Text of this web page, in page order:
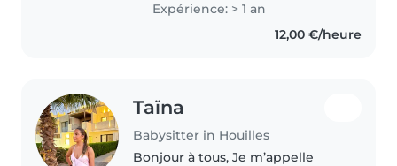
Expérience: > 1 an
12,00 €/heure
Taïna
Babysitter in Houilles
Bonjour à tous, Je m’appelle